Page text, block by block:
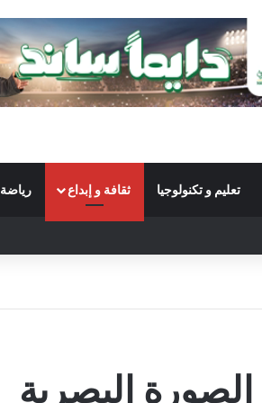
تعليم و تكنولوجيا ثقافة و إبداع رياضة
البصرية